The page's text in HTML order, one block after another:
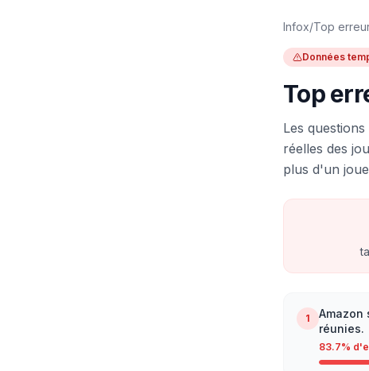
Infox/Top
Données
Top
Les questions
réelles des
plus d'un
1
Amazon
réunies.
83.7%